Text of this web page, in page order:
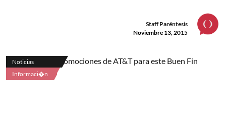
Staff Paréntesis
Noviembre 13, 2015
Noticias
Informaci�n